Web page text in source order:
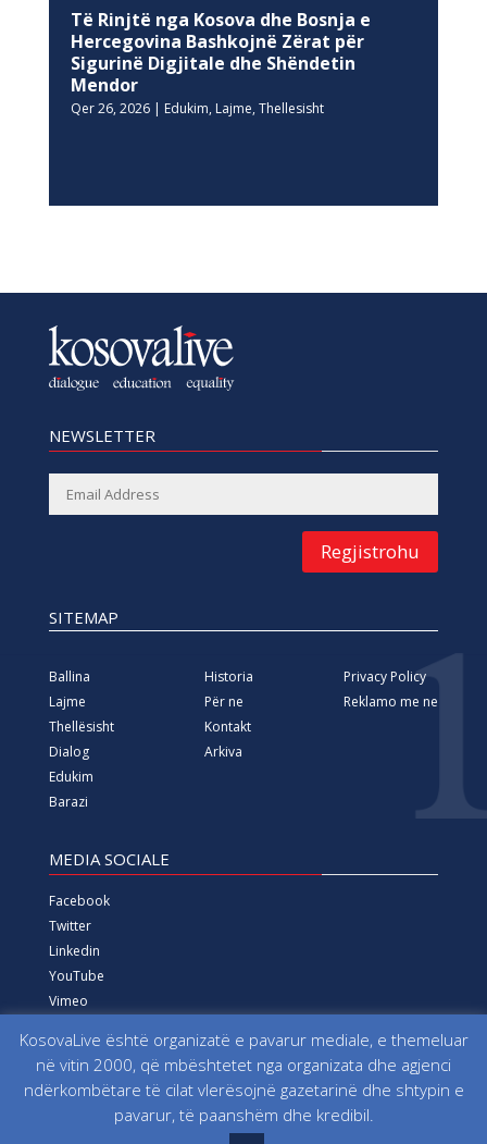
Të Rinjtë nga Kosova dhe Bosnja e
Hercegovina Bashkojnë Zërat për
Sigurinë Digjitale dhe Shëndetin
Mendor
Qer 26, 2026| Edukim, Lajme, Thellesisht
NEWSLETTER
Regjistrohu
SITEMAP
Ballina
Lajme
Thellësisht
Dialog
Edukim
Barazi
Historia
Për ne
Kontakt
Arkiva
Privacy Policy
Reklamo me ne
MEDIA SOCIALE
Facebook
Twitter
Linkedin
YouTube
Vimeo
Të gjitha të drejtat e rezervuara që nga viti 2000 Fondacioni
për Informim, Media, Dialog dhe Edukim KosovaLive
(KosovaLive/KIMDE), më parë Agjencia e Lajmeve Kosova Live
KosovaLive është organizatë e pavarur mediale, e themeluar
në vitin 2000, që mbështetet nga organizata dhe agjenci
ndërkombëtare të cilat vlerësojnë gazetarinë dhe shtypin e
pavarur, të paanshëm dhe kredibil.